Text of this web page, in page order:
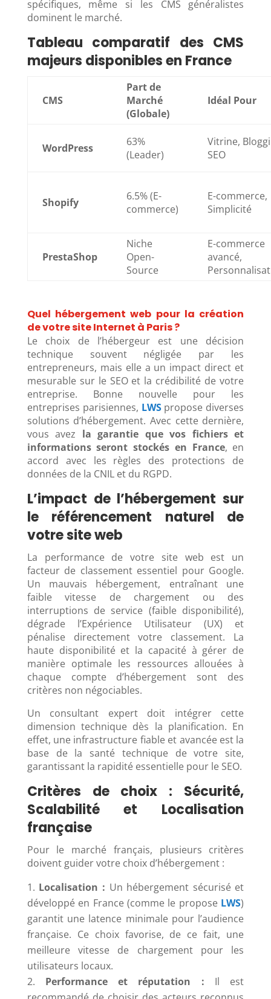
spécifiques, même si les CMS généralistes
dominent le marché.
Tableau comparatif des CMS
majeurs disponibles en France
CMS
Part de
Marché
(Globale)
Idéal Pour
WordPress
63%
(Leader)
Vitrine,
SEO
Shopify
6.5% (E-
commerce)
E-commerce,
Simplicité
PrestaShop
Niche
Open-
Source
E-commerce
avancé,
Quel hébergement web pour la création
de votre site Internet à Paris ?
Le choix de l’hébergeur est une décision
technique souvent négligée par les
entrepreneurs, mais elle a un impact direct et
mesurable sur le SEO et la crédibilité de votre
entreprise. Bonne nouvelle pour les
entreprises parisiennes, LWSpropose diverses
solutions d’hébergement. Avec cette dernière,
vous avez la garantie que vos fichiers et
informations seront stockés en France, en
accord avec les règles des protections de
données de la CNIL et du RGPD.
L’impact de l’hébergement sur
le référencement naturel de
votre site web
La performance de votre site web est un
facteur de classement essentiel pour Google.
Un mauvais hébergement, entraînant une
faible vitesse de chargement ou des
interruptions de service (faible disponibilité),
dégrade l’Expérience Utilisateur (UX) et
pénalise directement votre classement. La
haute disponibilité et la capacité à gérer de
manière optimale les ressources allouées à
chaque compte d’hébergement sont des
critères non négociables.
Un consultant expert doit intégrer cette
dimension technique dès la planification. En
effet, une infrastructure fiable et avancée est la
base de la santé technique de votre site,
garantissant la rapidité essentielle pour le SEO.
Critères de choix : Sécurité,
Scalabilité et Localisation
française
Pour le marché français, plusieurs critères
doivent guider votre choix d’hébergement :
Localisation : Un hébergement sécurisé et
développé en France (comme le propose LWS)
garantit une latence minimale pour l’audience
française. Ce choix favorise, de ce fait, une
meilleure vitesse de chargement pour les
utilisateurs locaux.
Performance et réputation : Il est